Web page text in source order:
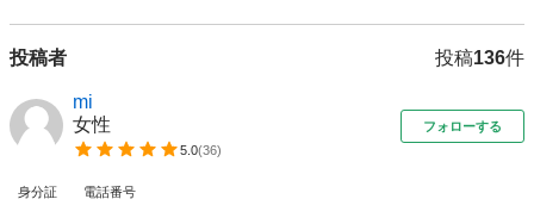
投稿者 投稿136件
mi
女性
5.0(36)
フォローする
身分証 電話番号